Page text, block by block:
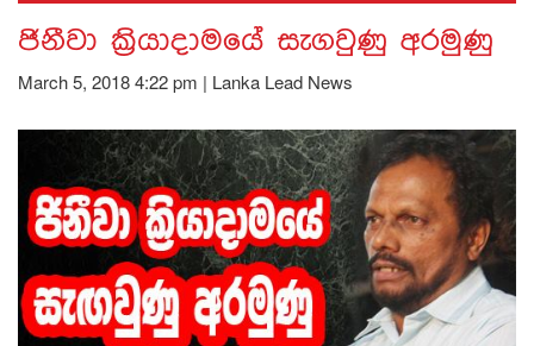
ජිනීවා ක්‍රියාදාමයේ සැගවුණු අරමුණු
March 5, 2018 4:22 pm | Lanka Lead News